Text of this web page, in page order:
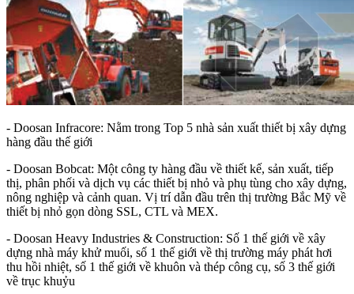
- Doosan Infracore: Nằm trong Top 5 nhà sản xuất thiết bị xây dựng
hàng đầu thế giới
- Doosan Bobcat: Một công ty hàng đầu về thiết kế, sản xuất, tiếp
thị, phân phối và dịch vụ các thiết bị nhỏ và phụ tùng cho xây dựng,
nông nghiệp và cảnh quan. Vị trí dẫn đầu trên thị trường Bắc Mỹ về
thiết bị nhỏ gọn dòng SSL, CTL và MEX.
- Doosan Heavy Industries & Construction: Số 1 thế giới về xây
dựng nhà máy khử muối, số 1 thế giới về thị trường máy phát hơi
thu hồi nhiệt, số 1 thế giới về khuôn và thép công cụ, số 3 thế giới
về trục khuỷu